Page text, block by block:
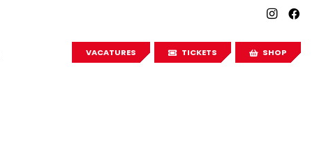
VACATURES TICKETS SHOP